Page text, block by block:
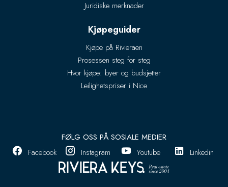
Juridiske merknader
Kjøpeguider
Kjøpe på Rivieraen
Prosessen steg for steg
Hvor kjøpe: byer og budsjetter
Leilighetspriser i Nice
FØLG OSS PÅ SOSIALE MEDIER
Facebook
Instagram Youtube Linkedin